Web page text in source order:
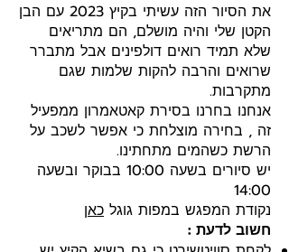
את הסיור הזה עשיתי בקיץ 2023 עם הבן
הקטן שלי והיה מושלם, הם מתריאים
שלא תמיד רואים דולפינים אבל מתברר
שרואים והרבה להקות שלמות שגם
מתקרבות.
אנחנו בחרנו בסירת קאטאמרון ממפעיל
זה , בחירה מוצלחת כי אפשר לשכב על
הרשת כשהמים מתחתינו.
יש סיורים בשעה 10:00 בבוקר ובשעה
14:00
נקודת המפגש במפות גוגל כאן
חשוב לדעת :